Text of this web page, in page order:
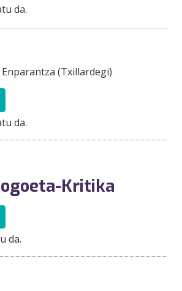
da.
Enparantza (Txillardegi)
da.
Kritika
da.